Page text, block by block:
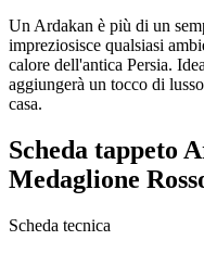
Un Ardakan è più di un
impreziosisce qualsiasi
calore dell'antica Persia.
aggiungerà un tocco di
casa.
Scheda tappeto
Medaglione
Scheda tecnica